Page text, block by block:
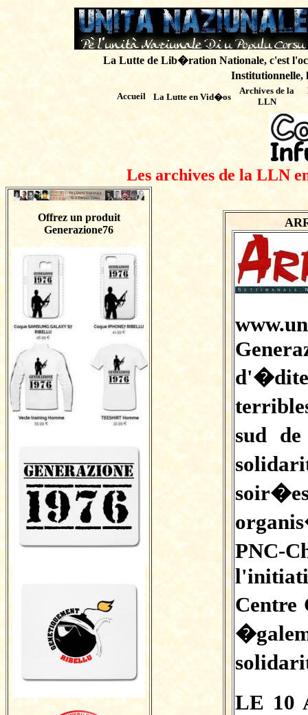
La Lutte de Lib�ration Nationale, c'est
Institutionnelle,
Accueil La Lutte en Vid�os
Archives de la
LLN
Les archives de la LLN
Offrez un produit
Generazione76
sud
PNC-
LE 10